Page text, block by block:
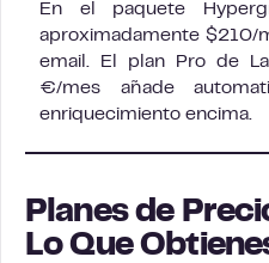
En el paquete
aproximadamente $210/
email. El plan Pro de
€/mes añade
enriquecimiento encima.
Planes de
Lo Que